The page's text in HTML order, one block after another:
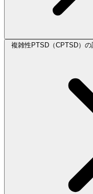
複雑性PTSD（CPTSD）